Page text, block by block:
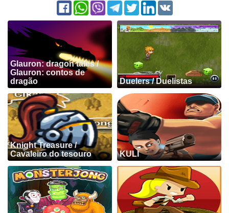
Glauron: dragon tales /
Glauron: contos de
dragão
Duelers / Duelistas
Knight Treasure /
Cavaleiro do tesouro
KULI